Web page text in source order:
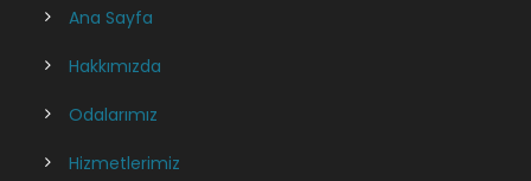
Ana Sayfa
Hakkımızda
Odalarımız
Hizmetlerimiz